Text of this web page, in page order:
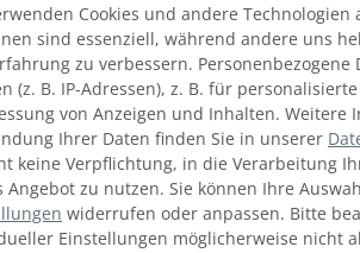
UND
Cookies und andere Technologien
sind essenziell, während andere uns
zu verbessern.
(z. B. IP-Adressen), z. B. für
von Anzeigen und Inhalten. Weitere
Ihrer Daten finden Sie in unserer
keine Verpflichtung, in die Verarbeitung
Angebot zu nutzen. Sie können Ihre
widerrufen oder anpassen. Bitte
Einstellungen möglicherweise nicht